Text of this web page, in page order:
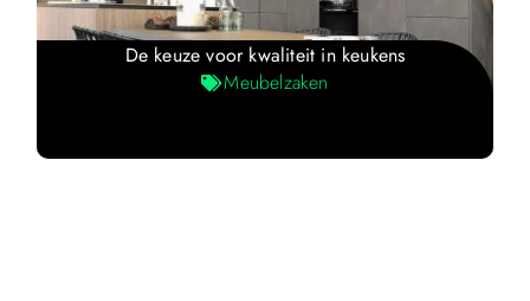
De keuze voor kwaliteit in keukens
Meubelzaken